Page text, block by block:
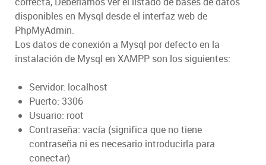
disponibles en Mysql desde el interfaz web de
PhpMyAdmin.
Los datos de conexión a Mysql por defecto en la
instalación de Mysql en XAMPP son los siguientes:
Servidor: localhost
Puerto: 3306
Usuario: root
Contraseña: vacía (significa que no tiene
contraseña ni es necesario introducirla para
conectar)